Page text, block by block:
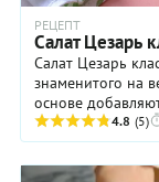
РЕЦЕПТ
Салат Цезарь
Салат Цезарь
знаменитого на
основе
жареные кусочки
4.8 (5)